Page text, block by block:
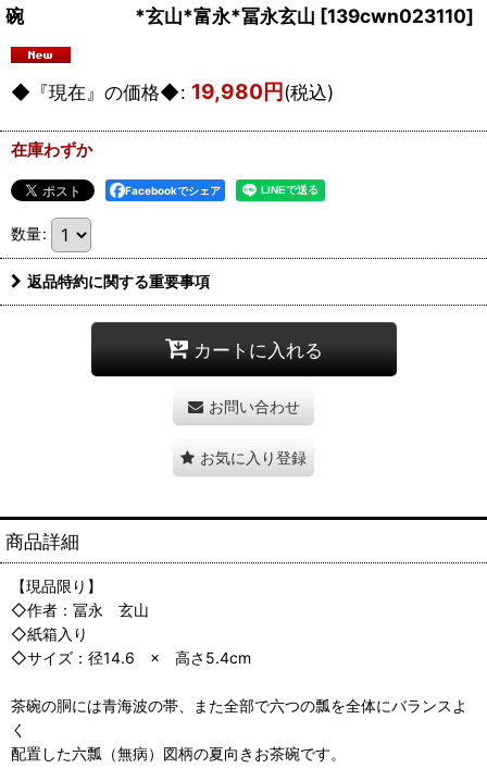
碗 *玄山*富永*冨永玄山 [139cwn023110]
◆『現在』の価格◆: 19,980 円(税込)
在庫わずか
Facebookでシェア
数量:
返品特約に関する重要事項
カートに入れる
お問い合わせ
お気に入り登録
商品詳細
【現品限り】
◇作者：冨永 玄山
◇紙箱入り
◇サイズ：径14.6 × 高さ5.4cm
茶碗の胴には青海波の帯、また全部で六つの瓢を全体にバランスよ
く
配置した六瓢（無病）図柄の夏向きお茶碗です。